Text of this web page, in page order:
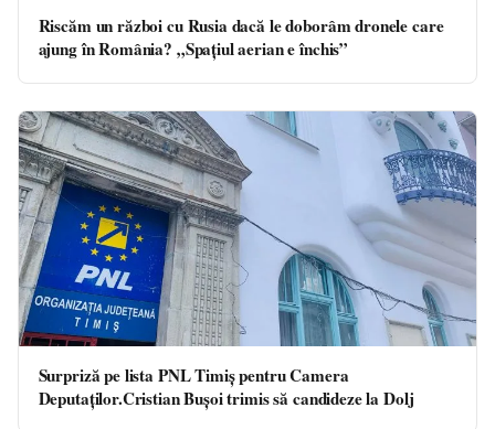
Riscăm un război cu Rusia dacă le doborâm dronele care
ajung în România? „Spațiul aerian e închis”
Surpriză pe lista PNL Timiș pentru Camera
Deputaților.Cristian Bușoi trimis să candideze la Dolj